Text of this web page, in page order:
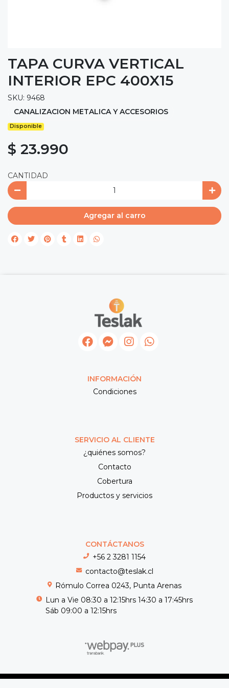
TAPA CURVA VERTICAL
INTERIOR EPC 400X15
SKU: 9468
CANALIZACION METALICA Y ACCESORIOS
Disponible
$ 23.990
CANTIDAD
Agregar al carro
INFORMACIÓN
Condiciones
SERVICIO AL CLIENTE
¿quiénes somos?
Contacto
Cobertura
Productos y servicios
CONTÁCTANOS
+56 2 3281 1154
contacto@teslak.cl
Rómulo Correa 0243, Punta Arenas
Lun a Vie 08:30 a 12:15hrs 14:30 a 17:45hrs
Sáb 09:00 a 12:15hrs
Teslak © 2026